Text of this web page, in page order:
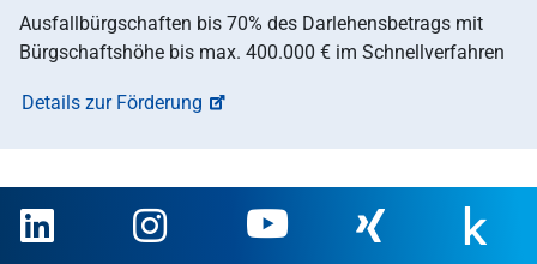
Ausfallbürgschaften bis 70% des Darlehensbetrags mit
Bürgschaftshöhe bis max. 400.000 € im Schnellverfahren
Details zur Förderung